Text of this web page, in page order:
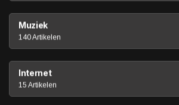
Muziek
140 Artikelen
Internet
15 Artikelen